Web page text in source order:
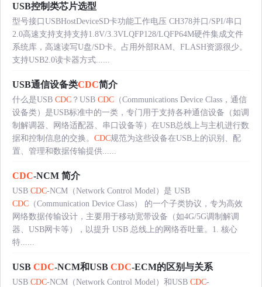
USB控制类芯片选型
型号接口USBHostDeviceSD卡功能工作电压 CH378并口/SPI/串口
2.0高速支持支持支持1.8V/3.3VLQFP128/LQFP64M硬件集成文件
系统库，高速读写U盘/SD卡。占用外部RAM、FLASH资源很少。
支持USB2.0读卡器方式......
USB通信设备类CDC简介
什么是USB CDC ？USB CDC （Communications Device Class，通信
设备类）是USB标准中的一类，专门用于支持各种通信设备（如调
制解调器、网络适配器、串口设备等）在USB总线上与主机进行数
据和控制信息的交换。 CDC规范为这些设备在USB上的识别、配
置、管理和数据传输提供......
CDC-NCM 简介
USB CDC-NCM（Network Control Model）是 USB
CDC （Communication Device Class） 的一个子类协议，专为高效
网络数据传输设计，主要用于移动宽带设备（如4G/5G调制解调
器、USB网卡等），以提升 USB 总线上的网络吞吐量。1. 核心
特......
USB CDC-NCM和USB CDC-ECM的区别与关系
USB CDC-NCM（Network Control Model）和USB CDC-